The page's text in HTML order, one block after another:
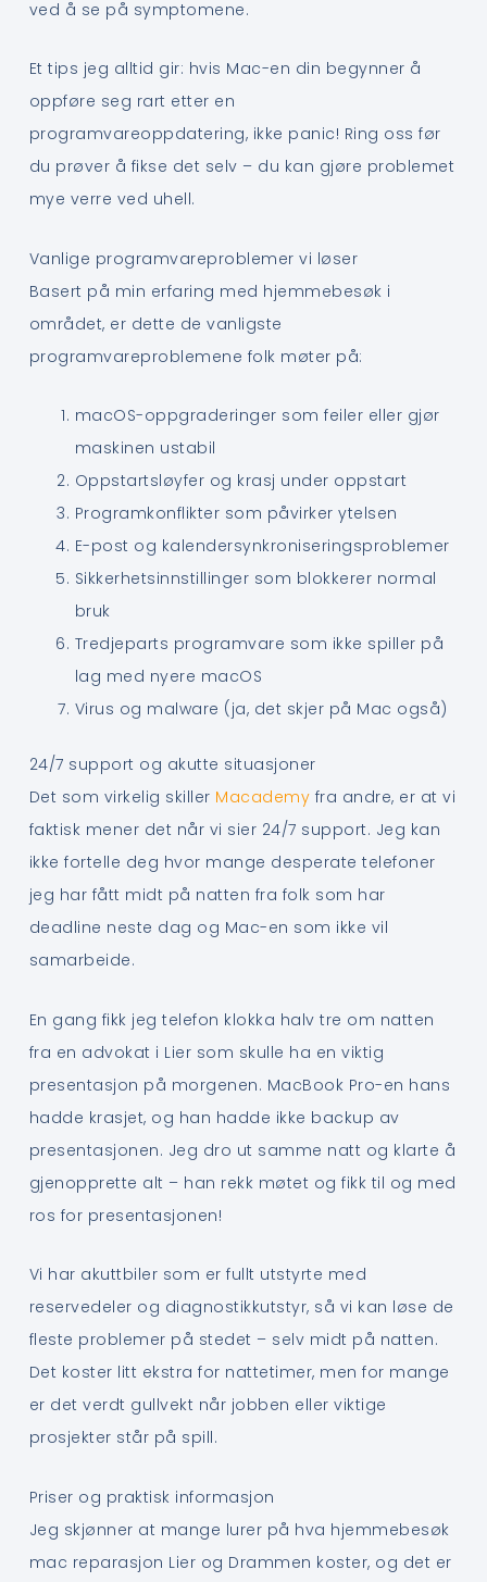
ved å se på symptomene.
Et tips jeg alltid gir: hvis Mac-en din begynner å
oppføre seg rart etter en
programvareoppdatering, ikke panic! Ring oss før
du prøver å fikse det selv – du kan gjøre problemet
mye verre ved uhell.
Vanlige programvareproblemer vi løser
Basert på min erfaring med hjemmebesøk i
området, er dette de vanligste
programvareproblemene folk møter på:
macOS-oppgraderinger som feiler eller gjør
maskinen ustabil
Oppstartsløyfer og krasj under oppstart
Programkonflikter som påvirker ytelsen
E-post og kalendersynkroniseringsproblemer
Sikkerhetsinnstillinger som blokkerer normal
bruk
Tredjeparts programvare som ikke spiller på
lag med nyere macOS
Virus og malware (ja, det skjer på Mac også)
24/7 support og akutte situasjoner
Det som virkelig skiller Macademy fra andre, er at vi
faktisk mener det når vi sier 24/7 support. Jeg kan
ikke fortelle deg hvor mange desperate telefoner
jeg har fått midt på natten fra folk som har
deadline neste dag og Mac-en som ikke vil
samarbeide.
En gang fikk jeg telefon klokka halv tre om natten
fra en advokat i Lier som skulle ha en viktig
presentasjon på morgenen. MacBook Pro-en hans
hadde krasjet, og han hadde ikke backup av
presentasjonen. Jeg dro ut samme natt og klarte å
gjenopprette alt – han rekk møtet og fikk til og med
ros for presentasjonen!
Vi har akuttbiler som er fullt utstyrte med
reservedeler og diagnostikkutstyr, så vi kan løse de
fleste problemer på stedet – selv midt på natten.
Det koster litt ekstra for nattetimer, men for mange
er det verdt gullvekt når jobben eller viktige
prosjekter står på spill.
Priser og praktisk informasjon
Jeg skjønner at mange lurer på hva hjemmebesøk
mac reparasjon Lier og Drammen koster, og det er